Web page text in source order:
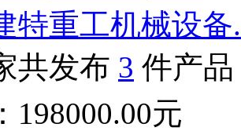
特重工机械设备
共发布 3 件产品
198000.00元